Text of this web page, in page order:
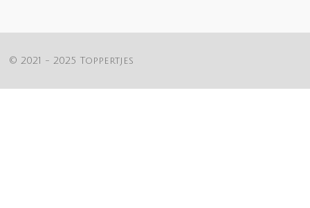
© 2021 - 2025 Toppertjes